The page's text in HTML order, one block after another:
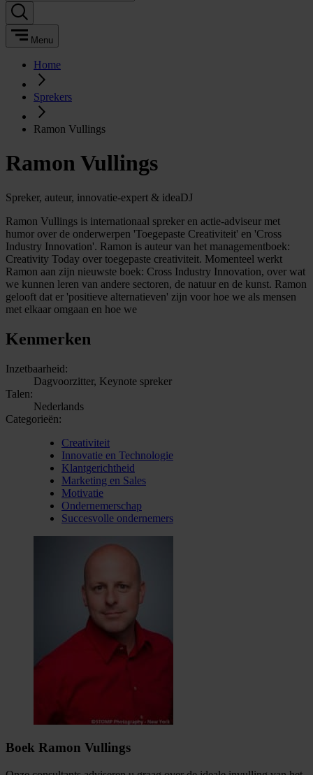
Menu
Home
Sprekers
Ramon Vullings
Ramon Vullings
Spreker, auteur, innovatie-expert & ideaDJ
Ramon Vullings is internationaal spreker en actie-adviseur met
humor over de onderwerpen 'Toegepaste Creativiteit' en 'Cross
Industry Innovation'. Ramon is auteur van het managementboek:
Creativity Today over toegepaste creativiteit. Momenteel werkt
Ramon aan zijn nieuwste boek: Cross Industry Innovation, over wat
we kunnen leren van andere sectoren, de natuur en de kunst. Ramon
gelooft dat er 'positieve alternatieven' zijn voor hoe we als mensen
met elkaar omgaan en hoe we
Kenmerken
Inzetbaarheid:
Dagvoorzitter, Keynote spreker
Talen:
Nederlands
Categorieën:
Creativiteit
Innovatie en Technologie
Klantgerichtheid
Marketing en Sales
Motivatie
Ondernemerschap
Succesvolle ondernemers
Boek Ramon Vullings